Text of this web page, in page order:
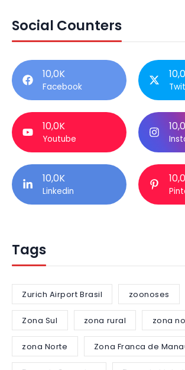
Social Counters
10,0K
Facebook
10,0K
Youtube
10,0K
Linkedin
Tags
Zurich Airport Brasil zoonoses
Zona Sul zona rural zona
zona Norte Zona Franca de